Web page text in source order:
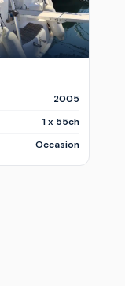
2005
1 x 55ch
Occasion